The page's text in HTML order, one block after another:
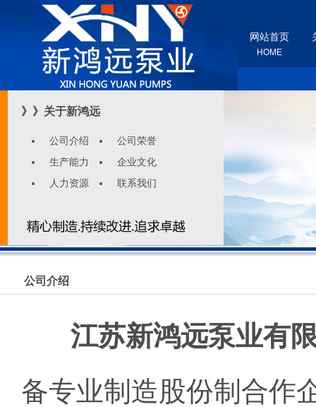
网站首页
HOME
》》关于新鸿远
公司介绍
公司荣誉
生产能力
企业文化
人力资源
联系我们
公司介绍
江苏新鸿远泵业有
备专业制造股份制合作